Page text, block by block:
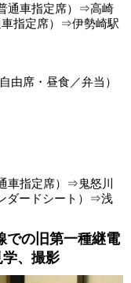
通車指定席）⇒高崎
指定席）⇒伊勢崎駅
由席・昼食／弁当）
車指定席）⇒鬼怒川
ダードシート）⇒浅
の旧第一種継電
、撮影